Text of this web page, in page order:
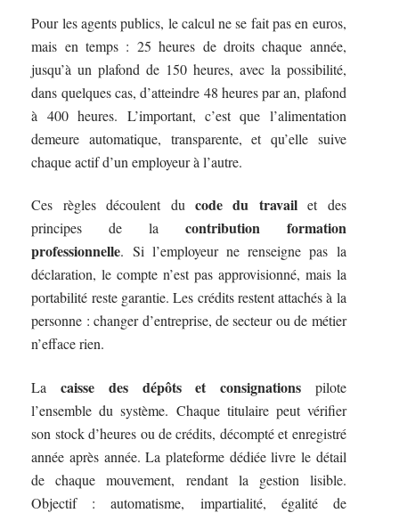
Pour les agents publics, le calcul ne se fait pas en euros,
mais en temps : 25 heures de droits chaque année,
jusqu’à un plafond de 150 heures, avec la possibilité,
dans quelques cas, d’atteindre 48 heures par an, plafond
à 400 heures. L’important, c’est que l’alimentation
demeure automatique, transparente, et qu’elle suive
chaque actif d’un employeur à l’autre.
Ces règles découlent du code du travailet des
principes de la contribution formation
professionnelle. Si l’employeur ne renseigne pas la
déclaration, le compte n’est pas approvisionné, mais la
portabilité reste garantie. Les crédits restent attachés à la
personne : changer d’entreprise, de secteur ou de métier
n’efface rien.
Lacaisse des dépôts et consignationspilote
l’ensemble du système. Chaque titulaire peut vérifier
son stock d’heures ou de crédits, décompté et enregistré
année après année. La plateforme dédiée livre le détail
de chaque mouvement, rendant la gestion lisible.
Objectif : automatisme, impartialité, égalité de